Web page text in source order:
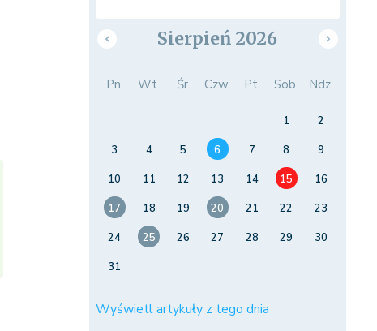
Sierpień 2026
Pn. Wt. Śr. Czw. Pt. Sob. Ndz.
1
2
3
4 5 6 7 8
9
10
11 12 13 14 15
16
17
18 19 20 21 22
23
24
25 26 27 28 29
30
31
Wyświetl artykuły z tego dnia